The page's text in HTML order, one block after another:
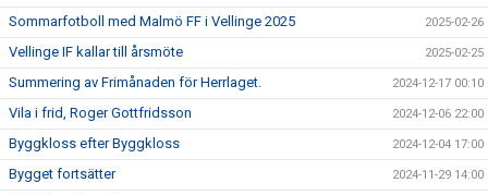
Sommarfotboll med Malmö FF i Vellinge 2025 2025-02-26
Vellinge IF kallar till årsmöte 2025-02-25
Summering av Frimånaden för Herrlaget. 2024-12-17 00:10
Vila i frid, Roger Gottfridsson 2024-12-06 22:00
Byggkloss efter Byggkloss 2024-12-04 17:00
Bygget fortsätter 2024-11-29 14:00